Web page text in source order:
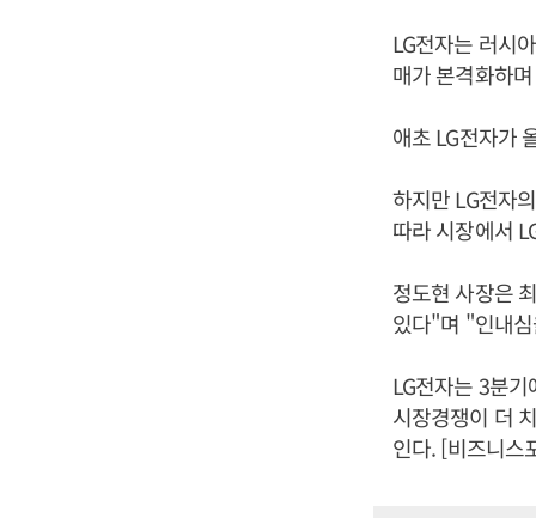
LG전자는 러시
매가 본격화하
애초 LG전자가
하지만 LG전자
따라 시장에서
정도현 사장은
있다"며 "인내
LG전자는 3분
시장경쟁이 더
인다. [비즈니스